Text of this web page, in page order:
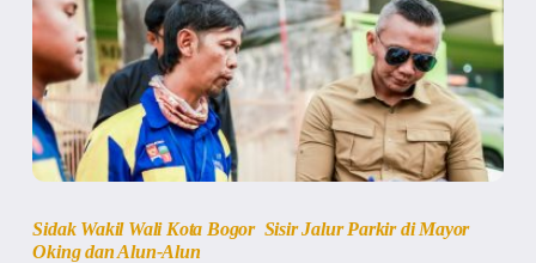
Sidak Wakil Wali Kota Bogor Sisir Jalur Parkir di Mayor
Oking dan Alun-Alun